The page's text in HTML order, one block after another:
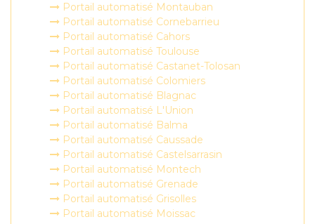
Portail automatisé Montauban
Portail automatisé Cornebarrieu
Portail automatisé Cahors
Portail automatisé Toulouse
Portail automatisé Castanet-Tolosan
Portail automatisé Colomiers
Portail automatisé Blagnac
Portail automatisé L'Union
Portail automatisé Balma
Portail automatisé Caussade
Portail automatisé Castelsarrasin
Portail automatisé Montech
Portail automatisé Grenade
Portail automatisé Grisolles
Portail automatisé Moissac